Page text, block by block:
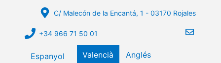
contingut
C/ Malecón de la Encantá, 1 - 03170 Rojales
+34 966 71 50 01
Espanyol Valencià Anglés